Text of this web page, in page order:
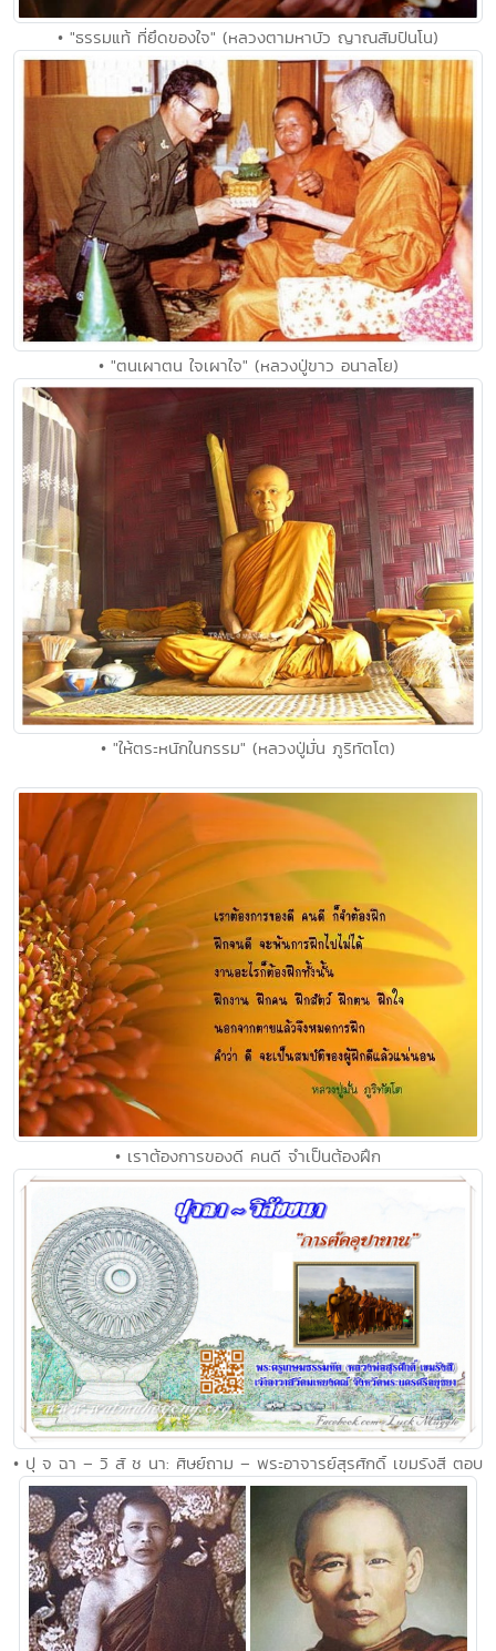
• "ธรรมแท้ ที่ยึดของใจ" (หลวงตามหาบัว ญาณสัมปันโน)
• "ตนเผาตน ใจเผาใจ" (หลวงปู่ขาว อนาลโย)
• "ให้ตระหนักในกรรม" (หลวงปู่มั่น ภูริทัตโต)
• เราต้องการของดี คนดี จำเป็นต้องฝึก
• ปุ จ ฉา – วิ สั ช นา: ศิษย์ถาม – พระอาจารย์สุรศักดิ์ เขมรังสี ตอบ